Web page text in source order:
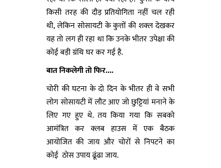
किसी तरह की दौड़ प्रतियोगिता नहीं चल रही
थी, लेकिन सोसायटी के कुत्तों की शक्ल देखकर
यह तो लग ही रहा था कि उनके भीतर उपेक्षा की
कोई बड़ी ग्रंथि घर कर गई है.
बात निकलेगी तो फिर....
चोरी की घटना के दो दिन के भीतर ही वे सभी
लोग सोसायटी में लौट आए जो छुट्टियां मनाने के
लिए गए हुए थे. तय किया गया कि सबको
आमंत्रित कर क्लब हाउस में एक बैठक
आयोजित की जाय और चोरों से निपटने का
कोई ठोस उपाय ढूंढा जाय.